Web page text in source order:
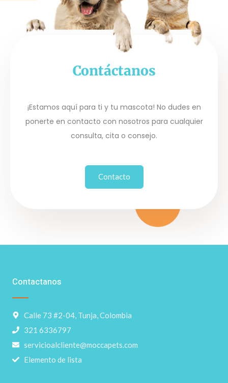
Contáctanos
¡Estamos aquí para ti y tu mascota! No dudes en
ponerte en contacto con nosotros para cualquier
consulta, cita o consejo.
Contacto
Contactanos
Calle 73 #2-04, Tunja, Colombia
321 6336797
servicioalcliente@moccapets.com
Elemento de lista